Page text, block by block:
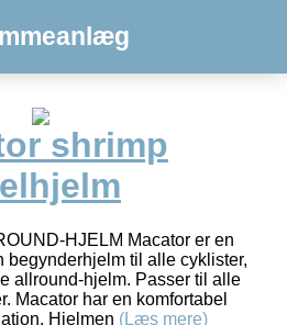
shrimp
HJELM Macator er en
begynderhjelm til alle cyklister,
allround-hjelm. Passer til alle
Macator har en komfortabel
Hjelmen (Læs mere)